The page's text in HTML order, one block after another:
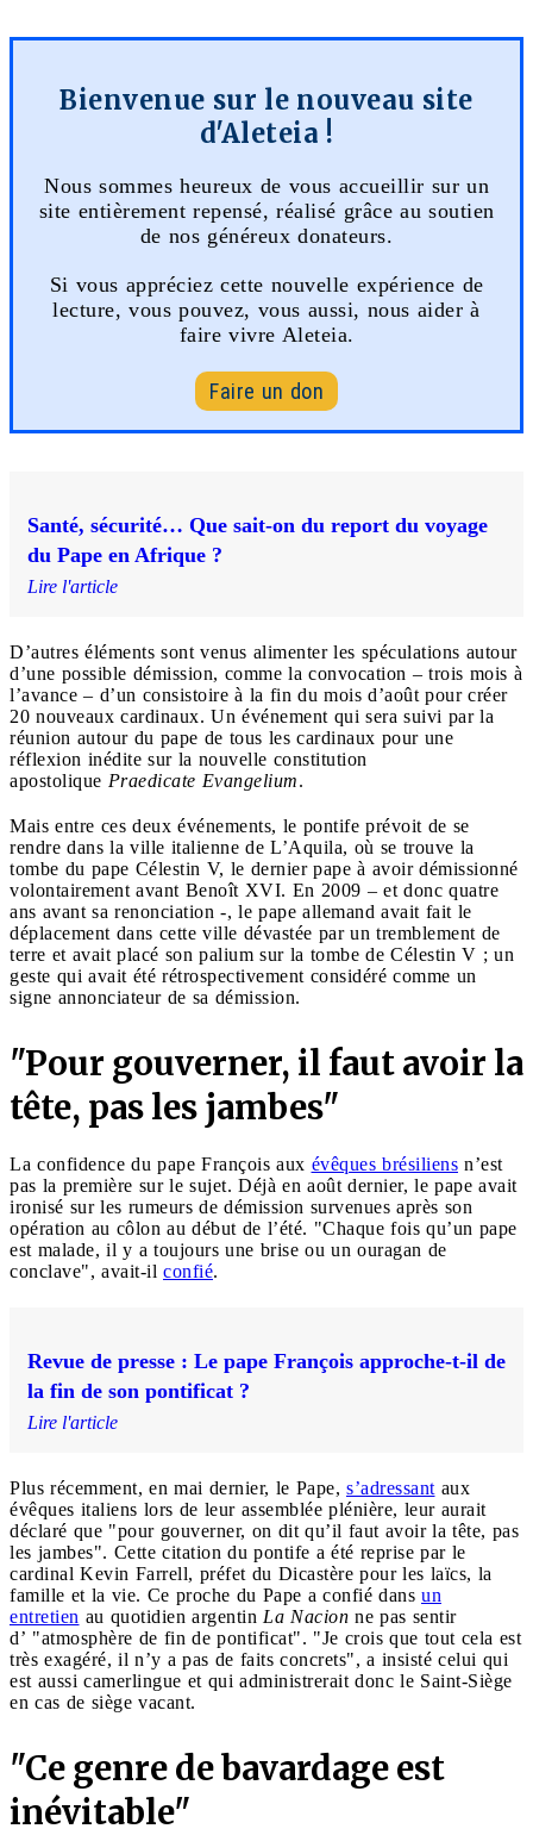
Bienvenue sur le nouveau site
d'Aleteia !
Nous sommes heureux de vous accueillir sur un
site entièrement repensé, réalisé grâce au soutien
de nos généreux donateurs.
Si vous appréciez cette nouvelle expérience de
lecture, vous pouvez, vous aussi, nous aider à
faire vivre Aleteia.
Faire un don
Santé, sécurité… Que sait-on du report du voyage
du Pape en Afrique ?
Lire l'article
D’autres éléments sont venus alimenter les spéculations autour
d’une possible démission, comme la convocation – trois mois à
l’avance – d’un consistoire à la fin du mois d’août pour créer
20 nouveaux cardinaux. Un événement qui sera suivi par la
réunion autour du pape de tous les cardinaux pour une
réflexion inédite sur la nouvelle constitution
apostolique Praedicate Evangelium.
Mais entre ces deux événements, le pontife prévoit de se
rendre dans la ville italienne de L’Aquila, où se trouve la
tombe du pape Célestin V, le dernier pape à avoir démissionné
volontairement avant Benoît XVI. En 2009 – et donc quatre
ans avant sa renonciation -, le pape allemand avait fait le
déplacement dans cette ville dévastée par un tremblement de
terre et avait placé son palium sur la tombe de Célestin V ; un
geste qui avait été rétrospectivement considéré comme un
signe annonciateur de sa démission.
"Pour gouverner, il faut avoir la
tête, pas les jambes"
La confidence du pape François aux évêques brésiliens n’est
pas la première sur le sujet. Déjà en août dernier, le pape avait
ironisé sur les rumeurs de démission survenues après son
opération au côlon au début de l’été. "Chaque fois qu’un pape
est malade, il y a toujours une brise ou un ouragan de
conclave", avait-il confié.
Revue de presse : Le pape François approche-t-il de
la fin de son pontificat ?
Lire l'article
Plus récemment, en mai dernier, le Pape, s’adressant aux
évêques italiens lors de leur assemblée plénière, leur aurait
déclaré que "pour gouverner, on dit qu’il faut avoir la tête, pas
les jambes". Cette citation du pontife a été reprise par le
cardinal Kevin Farrell, préfet du Dicastère pour les laïcs, la
famille et la vie. Ce proche du Pape a confié dans un
entretien au quotidien argentin La Nacion ne pas sentir
d’ "atmosphère de fin de pontificat". "Je crois que tout cela est
très exagéré, il n’y a pas de faits concrets", a insisté celui qui
est aussi camerlingue et qui administrerait donc le Saint-Siège
en cas de siège vacant.
"Ce genre de bavardage est
inévitable"